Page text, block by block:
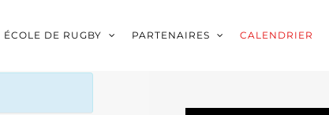
ÉCOLE DE RUGBY PARTENAIRES CALENDRIER